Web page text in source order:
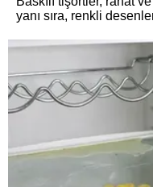
yanı sıra, renkli